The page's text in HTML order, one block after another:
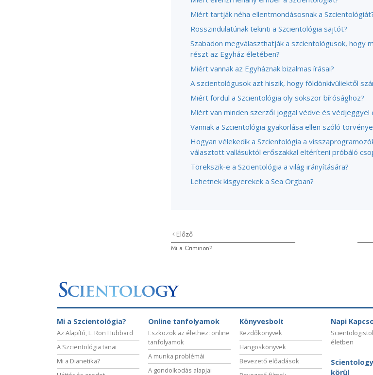
Miért tartják néha ellentmondásosnak a
Rosszindulatúnak tekinti a Szcientológia sajtót?
Szabadon megválaszthatják a szcientológusok, hogy
részt az Egyház életében?
Miért vannak az Egyháznak bizalmas írásai?
A szcientológusok azt hiszik, hogy földönkívüliektől
Miért fordul a Szcientológia oly sokszor bírósághoz?
Miért van minden szerzői joggal védve és védjeggyel
Vannak a Szcientológia gyakorlása ellen szóló
Hogyan vélekedik a Szcientológia a
választott vallásuktól erőszakkal eltéríteni próbáló
Törekszik-e a Szcientológia a világ irányítására?
Lehetnek kisgyerekek a Sea Orgban?
Előző
Mi a Criminon?
Mi a Szcientológia?
Az Alapító, L. Ron Hubbard
A Szcientológia tanai
Mi a Dianetika?
Online tanfolyamok
Eszközök az élethez: online
tanfolyamok
A munka problémái
A gondolkodás alapjai
Könyvesbolt
Kezdőkönyvek
Hangoskönyvek
Bevezető előadások
Napi
életben
körül